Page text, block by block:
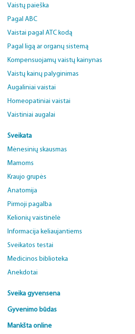
Vaistų paieška
Pagal ABC
Vaistai pagal ATC kodą
Pagal ligą ar organų sistemą
Kompensuojamų vaistų kainynas
Vaistų kainų palyginimas
Augaliniai vaistai
Homeopatiniai vaistai
Vaistiniai augalai
Sveikata
Mėnesinių skausmas
Mamoms
Kraujo grupės
Anatomija
Pirmoji pagalba
Kelionių vaistinėlė
Informacija keliaujantiems
Sveikatos testai
Medicinos biblioteka
Anekdotai
Sveika gyvensena
Gyvenimo būdas
Mankšta online